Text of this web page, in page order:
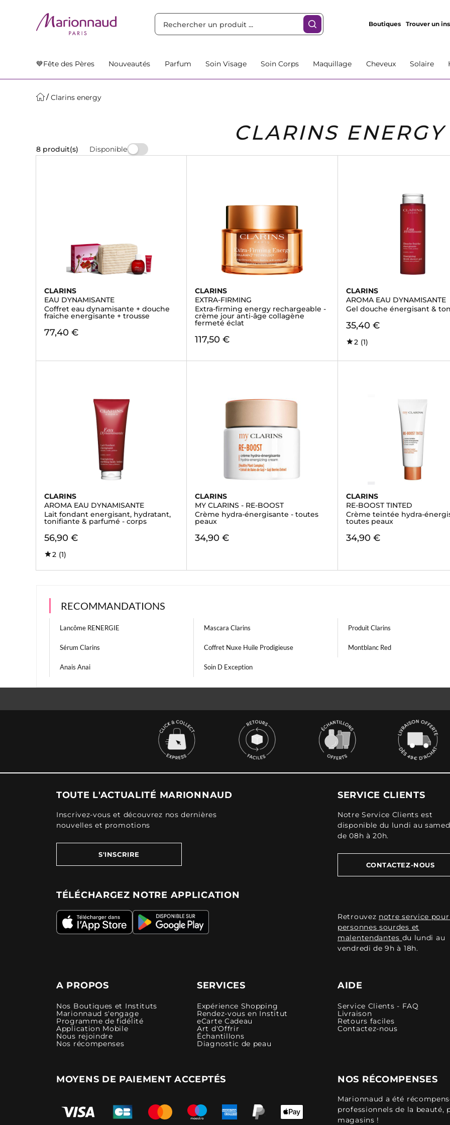
Boutiques Trouver un
💙Fête des Pères Nouveautés Parfum Soin Visage Soin Corps Maquillage Cheveux Solaire
Clarins energy
CLARINS ENERGY
8 produit(s) Disponible
CLARINS
EAU DYNAMISANTE
Coffret eau dynamisante + douche
fraiche energisante + trousse
77,40 €
CLARINS
EXTRA-FIRMING
Extra-firming energy rechargeable -
crème jour anti-âge collagène
fermeté éclat
117,50 €
CLARINS
AROMA EAU DYNAMISANTE
Gel douche énergisant &
35,40 €
2 (1)
CLARINS
AROMA EAU DYNAMISANTE
Lait fondant energisant, hydratant,
tonifiante & parfumé - corps
56,90 €
2 (1)
CLARINS
MY CLARINS - RE-BOOST
Crème hydra-énergisante - toutes
peaux
34,90 €
CLARINS
RE-BOOST TINTED
Crème teintée hydra-
toutes peaux
34,90 €
RECOMMANDATIONS
Lancôme RENERGIE Mascara Clarins Produit Clarins
Sérum Clarins Coffret Nuxe Huile Prodigieuse Montblanc Red
Anais Anai Soin D Exception
TOUTE L'ACTUALITÉ MARIONNAUD
Inscrivez-vous et découvrez nos dernières
nouvelles et promotions
S'INSCRIRE
TÉLÉCHARGEZ NOTRE APPLICATION
SERVICE CLIENTS
Notre Service Clients est
disponible du lundi au
de 08h à 20h.
CONTACTEZ-NOUS
Retrouvez notre service
personnes sourdes et
malentendantes du lundi au
vendredi de 9h à 18h.
A PROPOS
Nos Boutiques et Instituts
Marionnaud s'engage
Programme de fidélité
Application Mobile
Nous rejoindre
Nos récompenses
SERVICES
Expérience Shopping
Rendez-vous en Institut
eCarte Cadeau
Art d'Offrir
Échantillons
Diagnostic de peau
AIDE
Service Clients - FAQ
Livraison
Retours faciles
Contactez-nous
MOYENS DE PAIEMENT ACCEPTÉS NOS RÉCOMPENSES
Marionnaud a été
professionnels de la beauté,
magasins !